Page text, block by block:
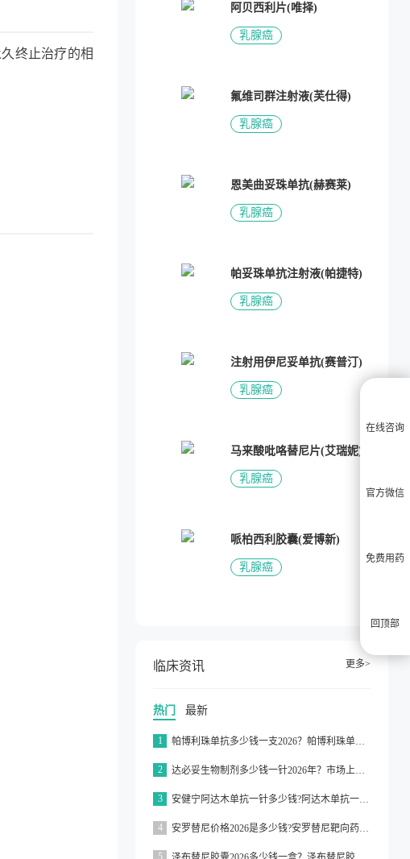
终止治疗的相
阿贝西利片(唯择)
乳腺癌
氟维司群注射液(芙仕得)
乳腺癌
恩美曲妥珠单抗(赫赛莱)
乳腺癌
帕妥珠单抗注射液(帕捷特)
乳腺癌
注射用伊尼妥单抗(赛普汀)
乳腺癌
马来酸吡咯替尼片(艾瑞妮)
乳腺癌
哌柏西利胶囊(爱博新)
乳腺癌
临床资讯 更多>
热门 最新
1 帕博利珠单抗多少钱一支2026？帕博利珠单抗纳入医保了吗2026？
2 达必妥生物制剂多少钱一针2026年？市场上达必妥的价格为3160元/支左右
3 安健宁阿达木单抗一针多少钱?阿达木单抗一针价格在3000元左右
4 安罗替尼价格2026是多少钱?安罗替尼靶向药价格一般在2000元左右
5
在线咨询
官方微信
免费用药
回顶部